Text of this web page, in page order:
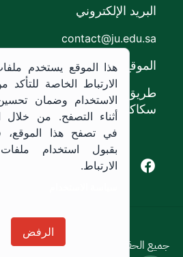
البريد الإلكتروني
contact@ju.edu.sa
الموقع
طريق الملك خالد،
سكاكا, المملكة العربية
of Jouf University
X of Jouf University
سياسة الاستخدام
جميع الحقوق
هذا الموقع يستخدم
الارتباط الخاصة
الاستخدام وضمان
أثناء التصفح. من خلال
في تصفح هذا الموقع،
بقبول استخدام
الارتباط.
الرفض